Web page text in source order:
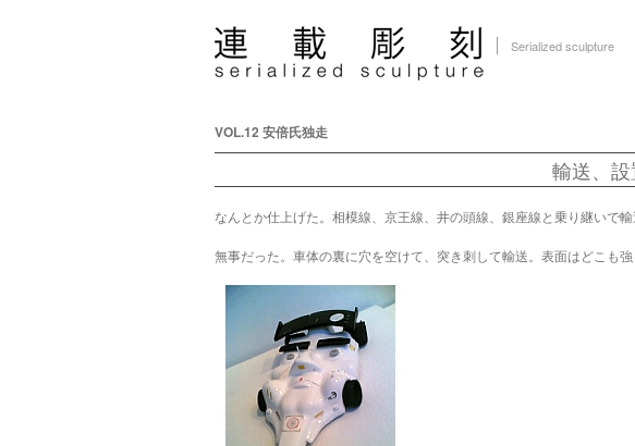
Serialized sculpture
VOL.12 安倍氏独走
輸送、設
なんとか仕上げた。相模線、京王線、井の頭線、銀座線と乗り継いで
無事だった。車体の裏に穴を空けて、突き刺して輸送。表面はどこも強